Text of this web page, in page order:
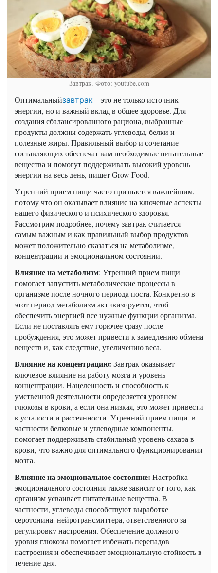
Завтрак. Фото: youtube.com
Оптимальныйзавтрак – это не только источник
энергии, но и важный вклад в общее здоровье. Для
создания сбалансированного рациона, выбранные
продукты должны содержать углеводы, белки и
полезные жиры. Правильный выбор и сочетание
составляющих обеспечат вам необходимые питательные
вещества и помогут поддерживать высокий уровень
энергии на весь день, пишет Grow Food.
Утренний прием пищи часто признается важнейшим,
потому что он оказывает влияние на ключевые аспекты
нашего физического и психического здоровья.
Рассмотрим подробнее, почему завтрак считается
самым важным и как правильный выбор продуктов
может положительно сказаться на метаболизме,
концентрации и эмоциональном состоянии.
Влияние на метаболизм: Утренний прием пищи
помогает запустить метаболические процессы в
организме после ночного периода поста. Конкретно в
этот период метаболизм активизируется, чтоб
обеспечить энергией все нужные функции организма.
Если не поставлять ему горючее сразу после
пробуждения, это может привести к замедлению обмена
веществ и, как следствие, увеличению веса.
Влияние на концентрацию: Завтрак оказывает
ключевое влияние на работу мозга и уровень
концентрации. Нацеленность и способность к
умственной деятельности определяется уровнем
глюкозы в крови, а если она низкая, это может привести
к усталости и рассеянности. Утренний прием пищи, в
частности белковые и углеводные компоненты,
помогает поддерживать стабильный уровень сахара в
крови, что важно для оптимального функционирования
мозга.
Влияние на эмоциональное состояние: Настройка
эмоционального состояния также зависит от того, как
организм усваивает питательные вещества. В
частности, углеводы способствуют выработке
серотонина, нейротрансмиттера, ответственного за
регулировку настроения. Обеспечение должного
уровня глюкозы помогает избежать перепадов
настроения и обеспечивает эмоциональную стойкость в
течение дня.